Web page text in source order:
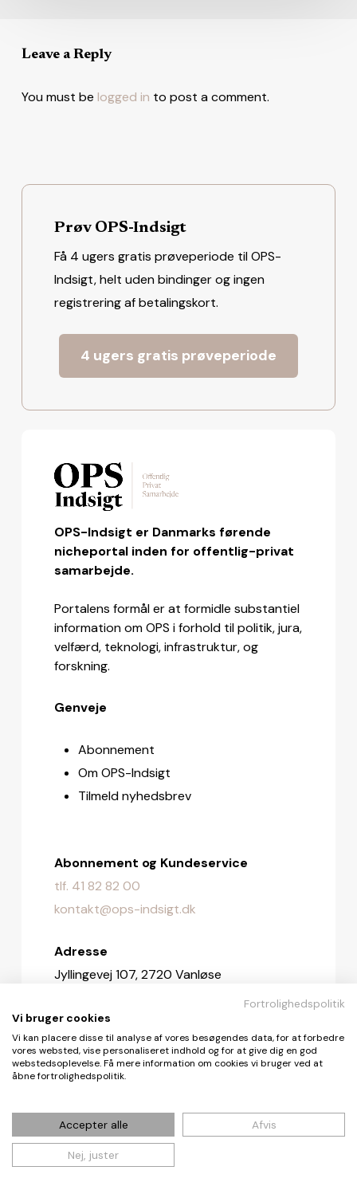
Leave a Reply
You must be logged in to post a comment.
Prøv OPS-Indsigt
Få 4 ugers gratis prøveperiode til OPS-
Indsigt, helt uden bindinger og ingen
registrering af betalingskort.
4 ugers gratis prøveperiode
OPS-Indsigt er Danmarks førende
nicheportal inden for offentlig-privat
samarbejde.
Portalens formål er at formidle substantiel
information om OPS i forhold til politik, jura,
velfærd, teknologi, infrastruktur, og
forskning.
Genveje
Abonnement
Om OPS-Indsigt
Tilmeld nyhedsbrev
Abonnement og Kundeservice
tlf. 41 82 82 00
kontakt@ops-indsigt.dk
Adresse
Jyllingevej 107, 2720 Vanløse
Redaktionen
redaktionen@ops-indsigt.dk
© De Fire Vinde ApS 2026
Fortrolighedspolitik
Vi bruger cookies
Vi kan placere disse til analyse af vores besøgendes data, for at forbedre
vores websted, vise personaliseret indhold og for at give dig en god
webstedsoplevelse. Få mere information om cookies vi bruger ved at
åbne fortrolighedspolitik.
Accepter alle Afvis
Nej, juster